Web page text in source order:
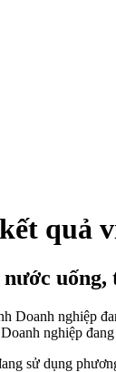
quả
nghiệp
sử dụng